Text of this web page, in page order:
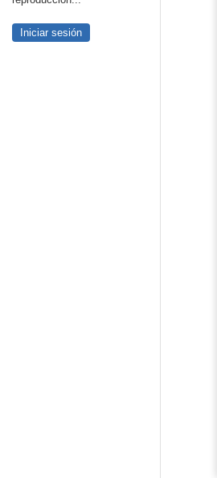
Iniciar sesión